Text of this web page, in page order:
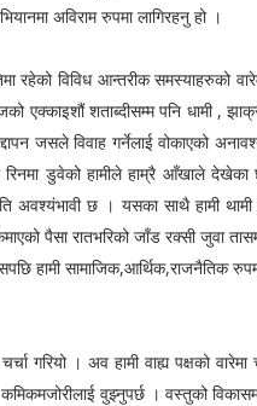
अविराम रुपमा लागिरहनु हो ।
वारेमा चर्चा
एक्काइशौं शताब्दीसम्म पनि धामी ,
जसले विवाह गर्नेलाई वोकाएको
डुवेको हामीले हाम्रै आँखाले
अवश्यंभावी छ । यसका साथै हामी
पैसा रातभरिको जाँड रक्सी जुवा
हामी सामाजिक,आर्थिक,राजनैतिक
। अव हामी वाह्य पक्षको वारेमा
वुझ्नुपर्छ । वस्तुको